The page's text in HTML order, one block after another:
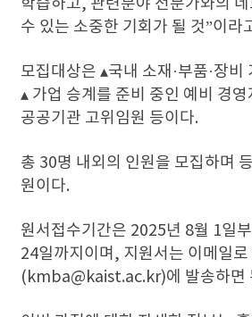
수 있는 소중한 기회가 될 것”이라
모집대상은 ▴국내 소재·부품·장비
▴ 가업 승계를 준비 중인 예비 경영
공공기관 고위임원 등이다.
총 30명 내외의 인원을 모집하며
원이다.
원서접수기간은 2025년 8월 1일
24일까지이며, 지원서는 이메일로
(kmba@kaist.ac.kr)에 발송하면